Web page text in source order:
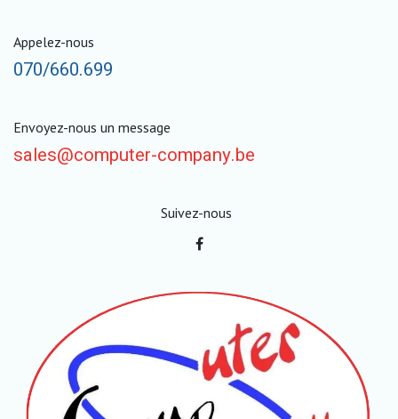
Appelez-nous
070/660.699
Envoyez-nous un message
sales@computer-company.be
Suivez-nous